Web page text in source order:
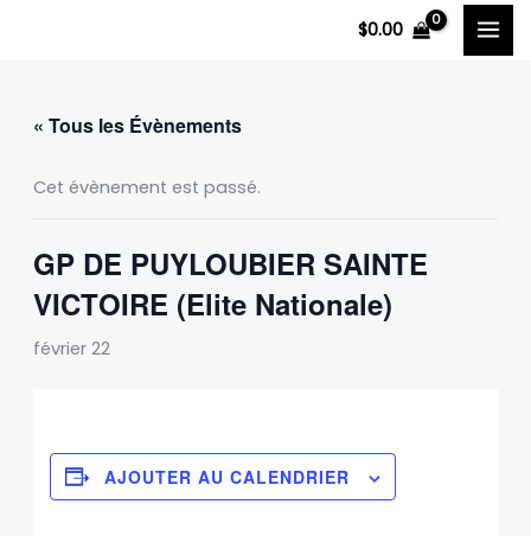
$0.00
« Tous les Évènements
Cet évènement est passé.
GP DE PUYLOUBIER SAINTE
VICTOIRE (Elite Nationale)
février 22
AJOUTER AU CALENDRIER